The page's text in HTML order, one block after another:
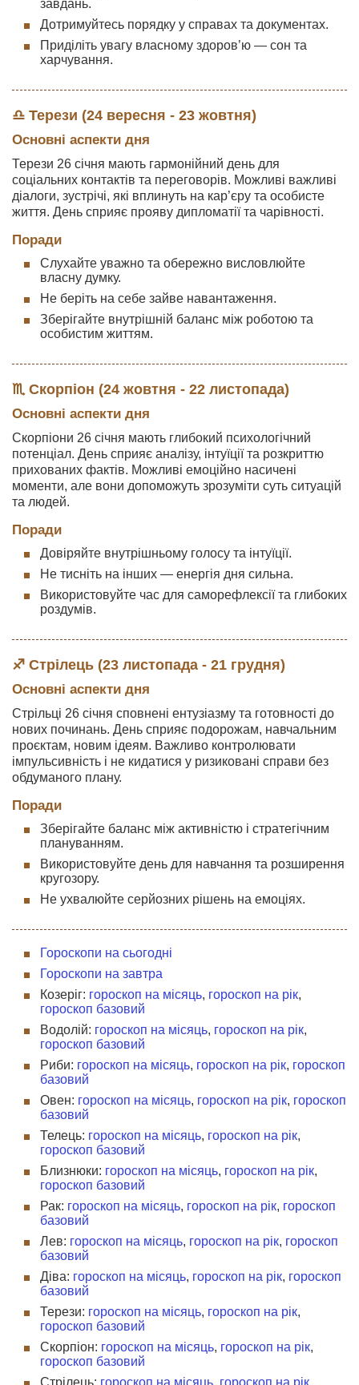
завдань.
Дотримуйтесь порядку у справах та документах.
Приділіть увагу власному здоров’ю — сон та
харчування.
♎ Терези (24 вересня - 23 жовтня)
Основні аспекти дня
Терези 26 січня мають гармонійний день для
соціальних контактів та переговорів. Можливі важливі
діалоги, зустрічі, які вплинуть на кар’єру та особисте
життя. День сприяє прояву дипломатії та чарівності.
Поради
Слухайте уважно та обережно висловлюйте
власну думку.
Не беріть на себе зайве навантаження.
Зберігайте внутрішній баланс між роботою та
особистим життям.
♏ Скорпіон (24 жовтня - 22 листопада)
Основні аспекти дня
Скорпіони 26 січня мають глибокий психологічний
потенціал. День сприяє аналізу, інтуїції та розкриттю
прихованих фактів. Можливі емоційно насичені
моменти, але вони допоможуть зрозуміти суть ситуацій
та людей.
Поради
Довіряйте внутрішньому голосу та інтуїції.
Не тисніть на інших — енергія дня сильна.
Використовуйте час для саморефлексії та глибоких
роздумів.
♐ Стрілець (23 листопада - 21 грудня)
Основні аспекти дня
Стрільці 26 січня сповнені ентузіазму та готовності до
нових починань. День сприяє подорожам, навчальним
проєктам, новим ідеям. Важливо контролювати
імпульсивність і не кидатися у ризиковані справи без
обдуманого плану.
Поради
Зберігайте баланс між активністю і стратегічним
плануванням.
Використовуйте день для навчання та розширення
кругозору.
Не ухвалюйте серйозних рішень на емоціях.
Гороскопи на сьогодні
Гороскопи на завтра
Козеріг: гороскоп на місяць, гороскоп на рік,
гороскоп базовий
Водолій: гороскоп на місяць, гороскоп на рік,
гороскоп базовий
Риби: гороскоп на місяць, гороскоп на рік, гороскоп
базовий
Овен: гороскоп на місяць, гороскоп на рік, гороскоп
базовий
Телець: гороскоп на місяць, гороскоп на рік,
гороскоп базовий
Близнюки: гороскоп на місяць, гороскоп на рік,
гороскоп базовий
Рак: гороскоп на місяць, гороскоп на рік, гороскоп
базовий
Лев: гороскоп на місяць, гороскоп на рік, гороскоп
базовий
Діва: гороскоп на місяць, гороскоп на рік, гороскоп
базовий
Терези: гороскоп на місяць, гороскоп на рік,
гороскоп базовий
Скорпіон: гороскоп на місяць, гороскоп на рік,
гороскоп базовий
Стрілець: гороскоп на місяць гороскоп на рік